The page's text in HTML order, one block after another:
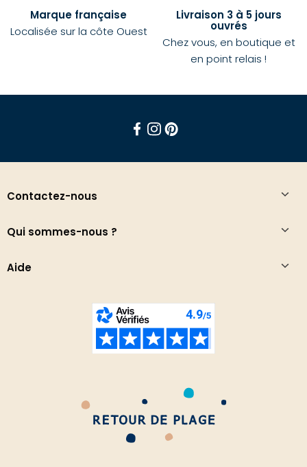
Marque française
Localisée sur la côte Ouest
Livraison 3 à 5 jours
ouvrés
Chez vous, en boutique et
en point relais !
Contactez-nous
Qui sommes-nous ?
Aide